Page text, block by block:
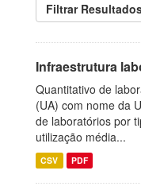
Filtrar
Infraestrutura
Quantitativo de
(UA) com nome da
de laboratórios por
utilização média...
CSV PDF